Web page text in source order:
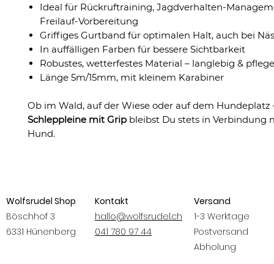
Ideal für Rückruftraining, Jagdverhalten-
Freilauf-Vorbereitung
Griffiges Gurtband für optimalen Halt, auch bei
In auffälligen Farben für bessere Sichtbarkeit
Robustes, wetterfestes Material – langlebig &
Länge 5m/15mm, mit kleinem Karabiner
Ob im Wald, auf der Wiese oder auf dem Hundeplatz
Schleppleine mit Grip bleibst Du stets in Verbindung
Hund.
Wolfsrudel Shop
Böschhof 3
6331 Hünenberg
Kontakt
hallo@wolfsrudel.ch
041 780 97 44
Versand
1-3 Werktage
Postversand
Abholung